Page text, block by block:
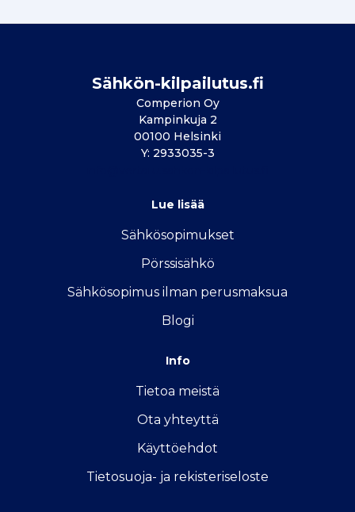
Sähkön-kilpailutus.fi
Comperion Oy
Kampinkuja 2
00100 Helsinki
Y: 2933035-3
Lue lisää
Sähkösopimukset
Pörssisähkö
Sähkösopimus ilman perusmaksua
Blogi
Info
Tietoa meistä
Ota yhteyttä
Käyttöehdot
Tietosuoja- ja rekisteriseloste